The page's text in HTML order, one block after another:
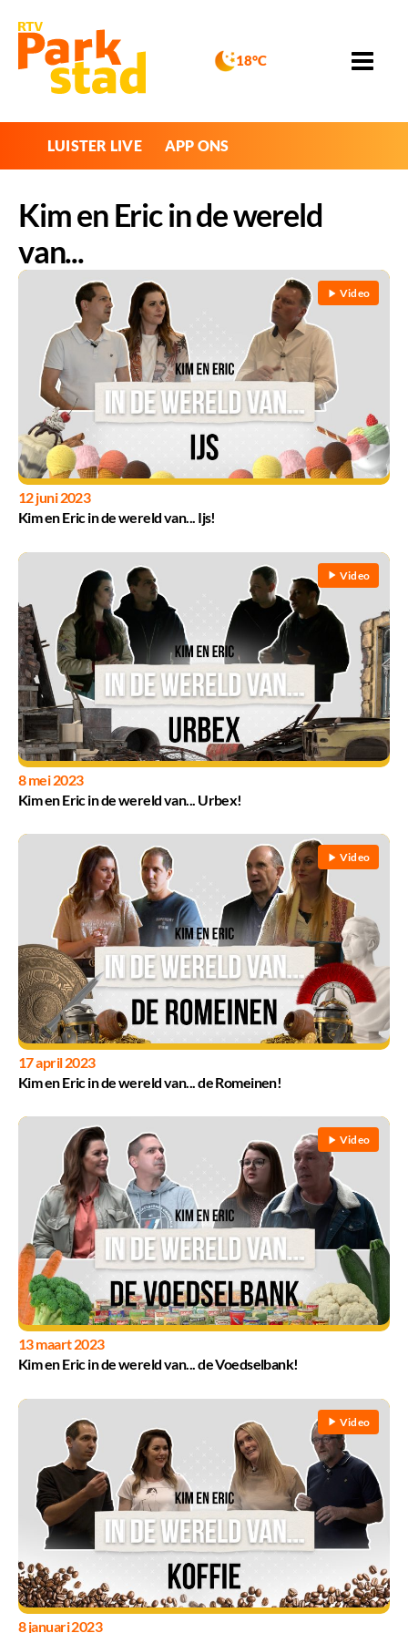
18°C
LUISTER LIVE APP ONS
Kim en Eric in de wereld
van...
Video
12 juni 2023
Kim en Eric in de wereld van... Ijs!
Video
8 mei 2023
Kim en Eric in de wereld van... Urbex!
Video
17 april 2023
Kim en Eric in de wereld van... de Romeinen!
Video
13 maart 2023
Kim en Eric in de wereld van... de Voedselbank!
Video
8 januari 2023